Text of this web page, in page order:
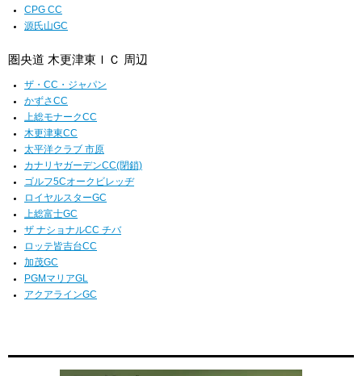
CPG CC
源氏山GC
圏央道 木更津東ＩＣ 周辺
ザ・CC・ジャパン
かずさCC
上総モナークCC
木更津東CC
太平洋クラブ 市原
カナリヤガーデンCC(閉鎖)
ゴルフ5Cオークビレッヂ
ロイヤルスターGC
上総富士GC
ザ ナショナルCC チバ
ロッテ皆吉台CC
加茂GC
PGMマリアGL
アクアラインGC